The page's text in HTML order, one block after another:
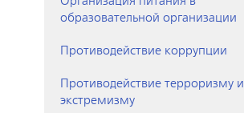
образовательной организации
Противодействие коррупции
Противодействие терроризму и
экстремизму